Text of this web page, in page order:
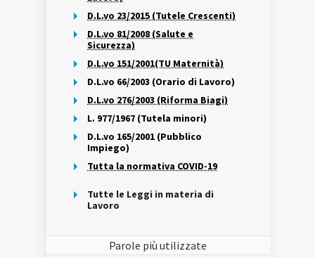
D.L.vo 23/2015 (Tutele Crescenti)
D.L.vo 81/2008 (Salute e
Sicurezza)
D.L.vo 151/2001(TU Maternità)
D.L.vo 66/2003 (Orario di Lavoro)
D.L.vo 276/2003 (Riforma Biagi)
L. 977/1967 (Tutela minori)
D.L.vo 165/2001 (Pubblico
Impiego)
Tutta la normativa COVID-19
Tutte le Leggi in materia di
Lavoro
Parole più utilizzate